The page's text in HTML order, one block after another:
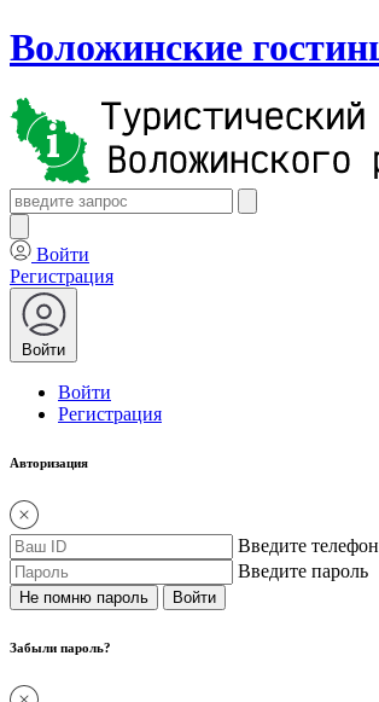
Воложинские
Войти
Регистрация
Войти
Войти
Регистрация
Авторизация
Введите
Введите пароль
Не помню пароль
Забыли пароль?